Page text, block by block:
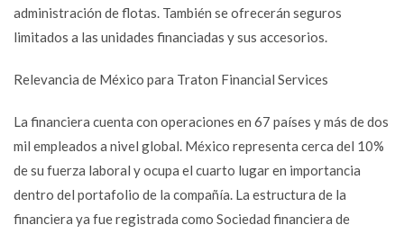
administración de flotas. También se ofrecerán seguros
limitados a las unidades financiadas y sus accesorios.
Relevancia de México para Traton Financial Services
La financiera cuenta con operaciones en 67 países y más de dos
mil empleados a nivel global. México representa cerca del 10%
de su fuerza laboral y ocupa el cuarto lugar en importancia
dentro del portafolio de la compañía. La estructura de la
financiera ya fue registrada como Sociedad financiera de